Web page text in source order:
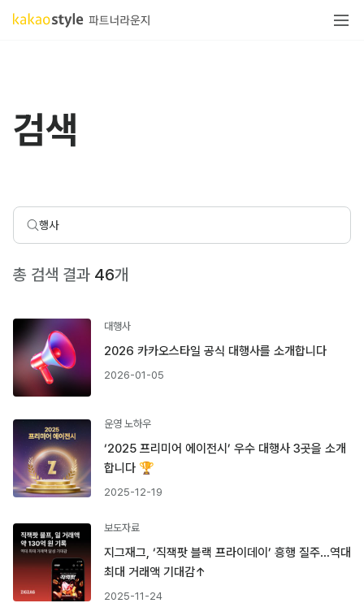
검색
총 검색 결과 46개
대행사
2026 카카오스타일 공식 대행사를 소개합니다
2026-01-05
운영 노하우
‘2025 프리미어 에이전시’ 우수 대행사 3곳을 소개
합니다 🏆
2025-12-19
보도자료
지그재그, ‘직잭팟 블랙 프라이데이’ 흥행 질주…역대
최대 거래액 기대감↑
2025-11-24